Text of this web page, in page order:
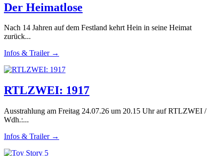
Der Heimatlose
Nach 14 Jahren auf dem Festland kehrt Hein in seine Heimat
zurück...
Infos & Trailer →
RTLZWEI: 1917
Ausstrahlung am Freitag 24.07.26 um 20.15 Uhr auf RTLZWEI /
Wdh.:...
Infos & Trailer →